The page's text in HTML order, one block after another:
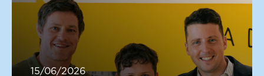
15/06/2026